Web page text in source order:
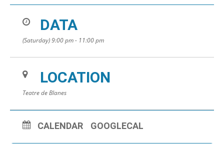
DATA
(Saturday) 9:00 pm - 11:00 pm
LOCATION
Teatre de Blanes
CALENDAR GOOGLECAL